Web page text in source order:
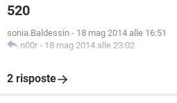
520
sonia.Baldessin - 18 mag 2014 alle 16:51
n00r - 18 mag 2014 alle 23:02
2 risposte